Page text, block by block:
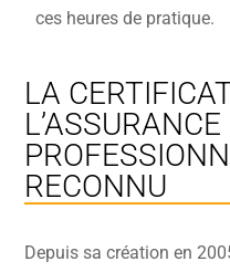
ces heures de pratique.
LA
L’ASSURANCE
RECONNU
Depuis sa création en